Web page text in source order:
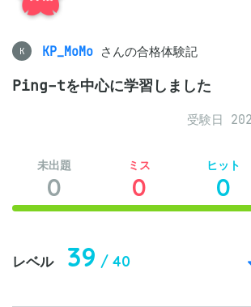
K KP_MoMo さんの合格体験記
Ping-tを中心に学習しました
受験日
未出題
0
ミス
0
ヒット
0
レベル 39 / 40